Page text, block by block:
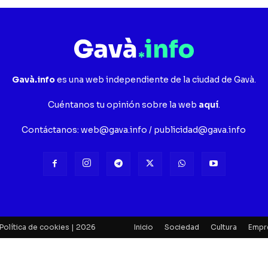
Gavà.infoes una web independiente de la ciudad de Gavà.
Cuéntanos tu opinión sobre la web aquí.
Contáctanos:web@gava.info / publicidad@gava.info
Inicio Sociedad Cultura
Política de cookies | 2026